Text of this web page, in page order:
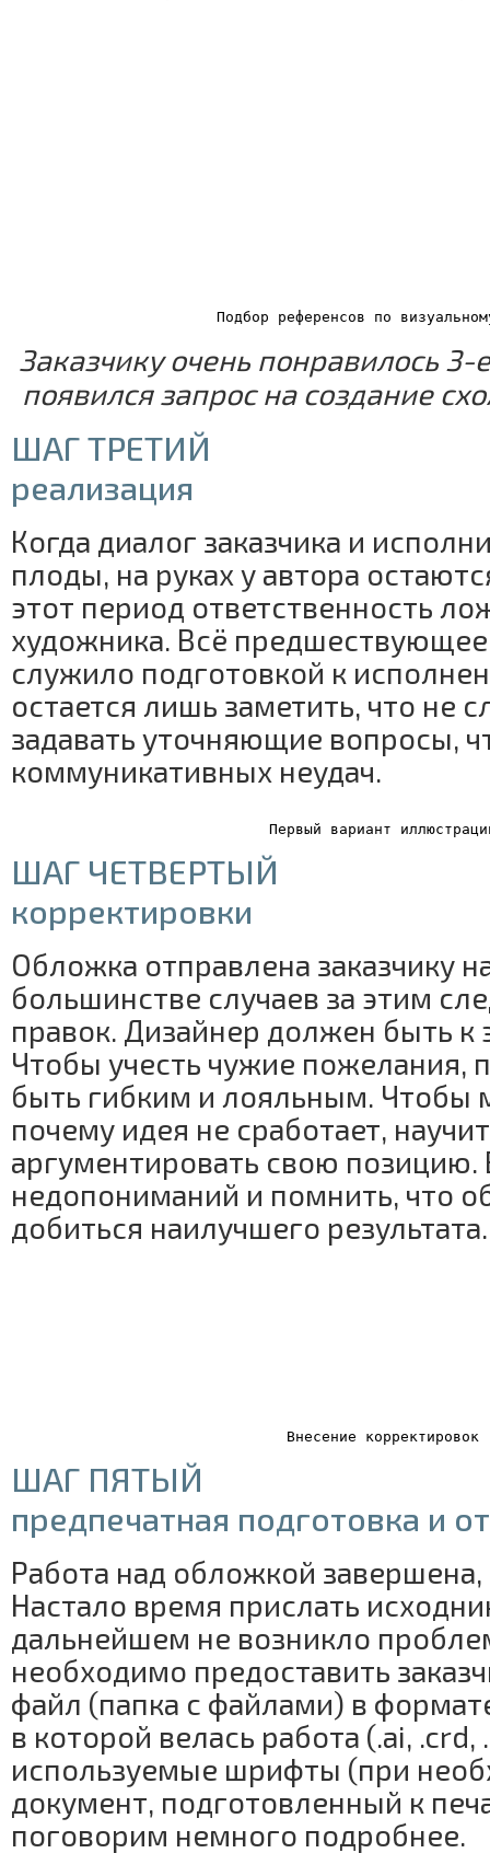
Подбор референсов по
Заказчику очень понравилось
появился запрос на создание
ШАГ ТРЕТИЙ
реализация
Когда диалог заказчика и
плоды, на руках у автора
этот период ответственность
художника. Всё
служило подготовкой к
остается лишь заметить, что не
задавать уточняющие вопросы,
коммуникативных неудач.
Первый вариант
ШАГ ЧЕТВЕРТЫЙ
корректировки
Обложка отправлена заказчику
большинстве случаев за этим
правок. Дизайнер должен быть к
Чтобы учесть чужие пожелания,
быть гибким и лояльным. Чтобы
почему идея не сработает,
аргументировать свою позицию.
недопониманий и помнить, что
добиться наилучшего результата.
Внесение корректировок
ШАГ ПЯТЫЙ
предпечатная подготовка и
Работа над обложкой
Настало время прислать
дальнейшем не возникло
необходимо предоставить
файл (папка с файлами) в
в которой велась работа (.ai, .crd,
используемые шрифты (при
документ, подготовленный к
поговорим немного подробнее.